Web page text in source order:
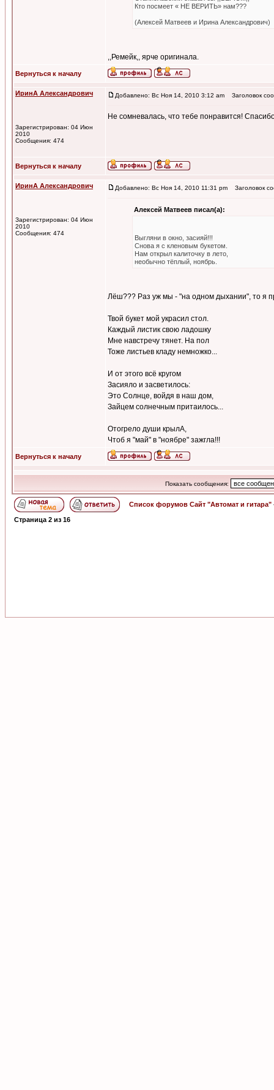
Кто посмеет « НЕ ВЕРИТЬ» нам???
(Алексей Матвеев и Ирина Александрович)
,,Ремейк,, ярче оригинала.
Вернуться к началу
ИринА Александрович
Зарегистрирован: 04 Июн
2010
Сообщения: 474
Добавлено: Вс Ноя 14, 2010 3:12 am Заголовок
Не сомневалась, что тебе понравится!
Вернуться к началу
ИринА Александрович
Зарегистрирован: 04 Июн
2010
Сообщения: 474
Добавлено: Вс Ноя 14, 2010 11:31 pm Заголовок
Алексей Матвеев писал(а):
Выгляни в окно, засияй!!!
Снова я с кленовым букетом.
Нам открыл калиточку в лето,
необычно тёплый, ноябрь.
Лёш??? Раз уж мы - "на одном дыхании", то я
Твой букет мой украсил стол.
Каждый листик свою ладошку
Мне навстречу тянет. На пол
Тоже листьев кладу немножко...
И от этого всё кругом
Засияло и засветилось:
Это Солнце, войдя в наш дом,
Зайцем солнечным притаилось...
Отогрело души крылА,
Чтоб я "май" в "ноябре" зажгла!!!
Вернуться к началу
Показать сообщения:
Список форумов Сайт "Автомат и гитара"
Страница 2 из 16